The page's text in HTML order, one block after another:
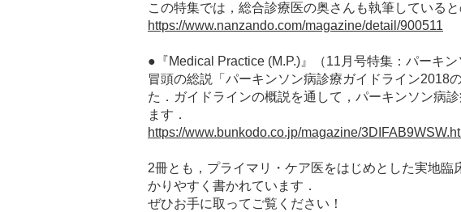
この特集では，総合診療医の奥さんも執筆していると
https://www.nanzando.com/magazine/detail/900511
●『Medical Practice (M.P.)』（11月号特集：パーキン
冒頭の総説「パーキンソン病診療ガイドライン2018
た．ガイドラインの概説を通して，パーキンソン病
ます．
https://www.bunkodo.co.jp/magazine/
2冊とも，プライマリ・ケア医をはじめとした実地臨
かりやすく書かれています．
ぜひお手に取ってご覧ください！